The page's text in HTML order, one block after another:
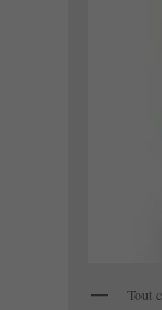
Tout